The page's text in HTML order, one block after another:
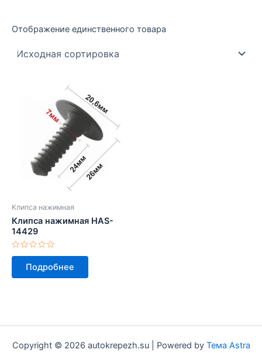
Отображение единственного товара
Клипса нажимная
Клипса нажимная HAS-
14429
Оценка
5
Подробнее
Copyright © 2026 autokrepezh.su | Powered by Тема Astra